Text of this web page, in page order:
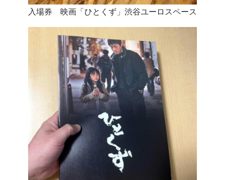
入場券 映画「ひとくず」渋谷ユーロスペース